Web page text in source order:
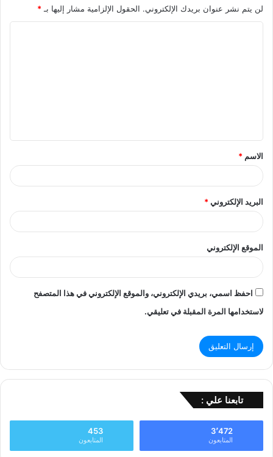
لن يتم نشر عنوان بريدك الإلكتروني. الحقول الإلزامية مشار إليها بـ*
ق
*
الاسم *
البريد الإلكتروني*
الموقع الإلكتروني
احفظ اسمي، بريدي الإلكتروني، والموقع الإلكتروني في هذا المتصفح
لاستخدامها المرة المقبلة في تعليقي.
تابعنا علي :
3٬472
المتابعون
453
المتابعون